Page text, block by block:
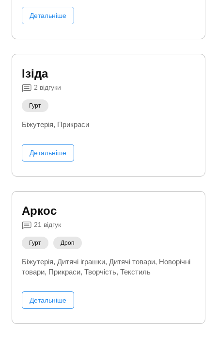
Детальніше
Ізіда
2 відгуки
Гурт
Біжутерія Прикраси
Детальніше
Аркос
21 відгук
Гурт Дроп
Біжутерія Дитячі іграшки Дитячі товари Новорічні
товари Прикраси Творчість Текстиль
Детальніше